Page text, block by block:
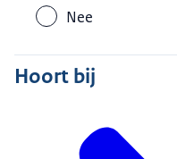
Nee
Hoort bij